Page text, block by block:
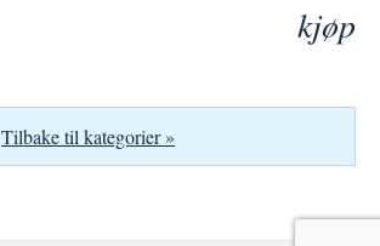
kjøp
Tilbake til kategorier »